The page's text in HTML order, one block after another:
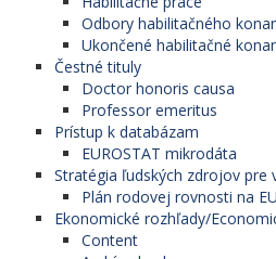
Odbory habilitačného
Ukončené habilitačné
Čestné tituly
Doctor honoris causa
Professor emeritus
Prístup k databázam
EUROSTAT mikrodáta
Stratégia ľudských zdrojov pre
Plán rodovej rovnosti na
Ekonomické rozhľady/
Content